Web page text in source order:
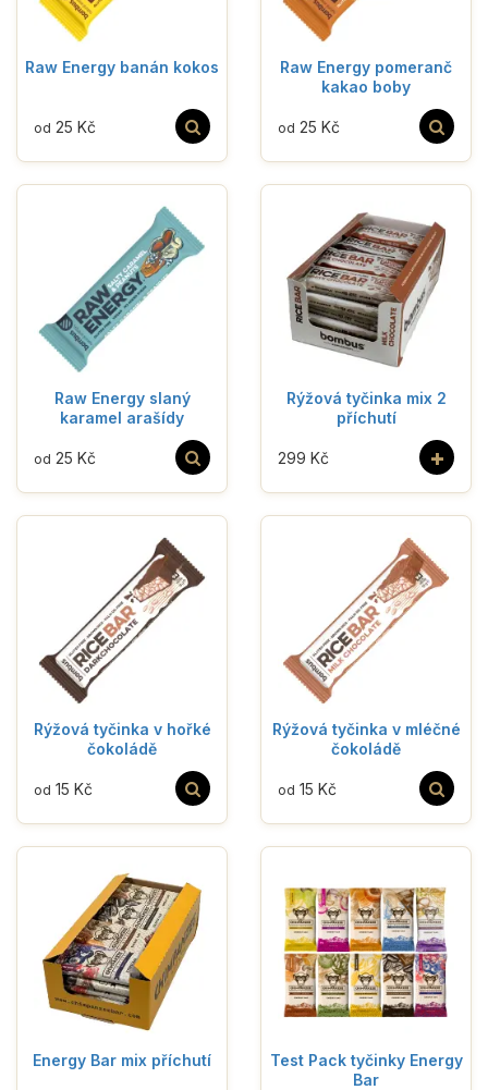
Raw Energy banán kokos
od 25 Kč
Raw Energy pomeranč
kakao boby
od 25 Kč
Raw Energy slaný
karamel arašídy
od 25 Kč
Rýžová tyčinka mix 2
příchutí
+
299 Kč
Rýžová tyčinka v hořké
čokoládě
od 15 Kč
Rýžová tyčinka v mléčné
čokoládě
od 15 Kč
Energy Bar mix příchutí
Test Pack tyčinky Energy
Bar